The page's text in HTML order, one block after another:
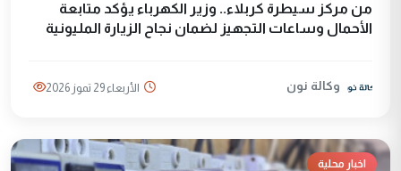
من مركز سيطرة كربلاء.. وزير الكهرباء يؤكد متابعة
الأحمال وساعات التجهيز لضمان نجاح الزيارة المليونية
وكالة نون الأربعاء 29 تموز 2026
اخبار محلية